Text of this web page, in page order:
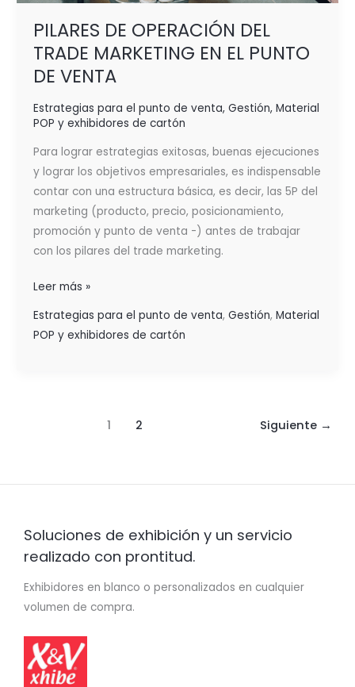
PILARES DE OPERACIÓN DEL
TRADE MARKETING EN EL PUNTO
DE VENTA
Estrategias para el punto de venta, Gestión, Material
POP y exhibidores de cartón
Para lograr estrategias exitosas, buenas ejecuciones
y lograr los objetivos empresariales, es indispensable
contar con una estructura básica, es decir, las 5P del
marketing (producto, precio, posicionamiento,
promoción y punto de venta -) antes de trabajar
con los pilares del trade marketing.
Leer más »
Estrategias para el punto de venta, Gestión, Material
POP y exhibidores de cartón
1 2 Siguiente →
Soluciones de exhibición y un servicio
realizado con prontitud.
Exhibidores en blanco o personalizados en cualquier
volumen de compra.